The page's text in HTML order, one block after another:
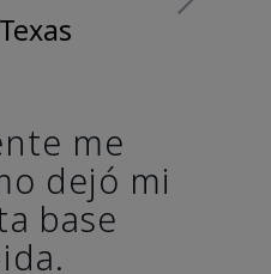
me
dejó mi
base